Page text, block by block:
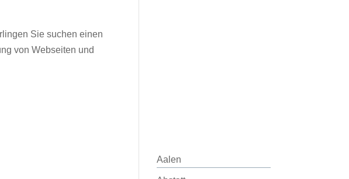
Sie suchen einen
von Webseiten und
Aalen